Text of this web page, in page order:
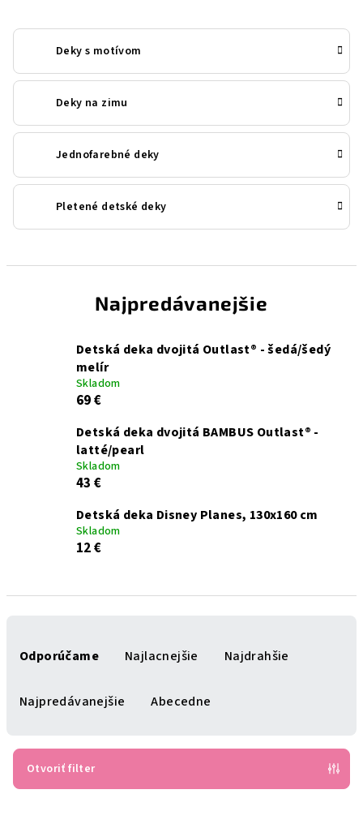
Deky s motívom
Deky na zimu
Jednofarebné deky
Pletené detské deky
Najpredávanejšie
Detská deka dvojitá Outlast® - šedá/šedý
melír
Skladom
69 €
Detská deka dvojitá BAMBUS Outlast® -
latté/pearl
Skladom
43 €
Detská deka Disney Planes, 130x160 cm
Skladom
12 €
p
Odporúčame Najlacnejšie Najdrahšie
Najpredávanejšie Abecedne
Otvoriť filter